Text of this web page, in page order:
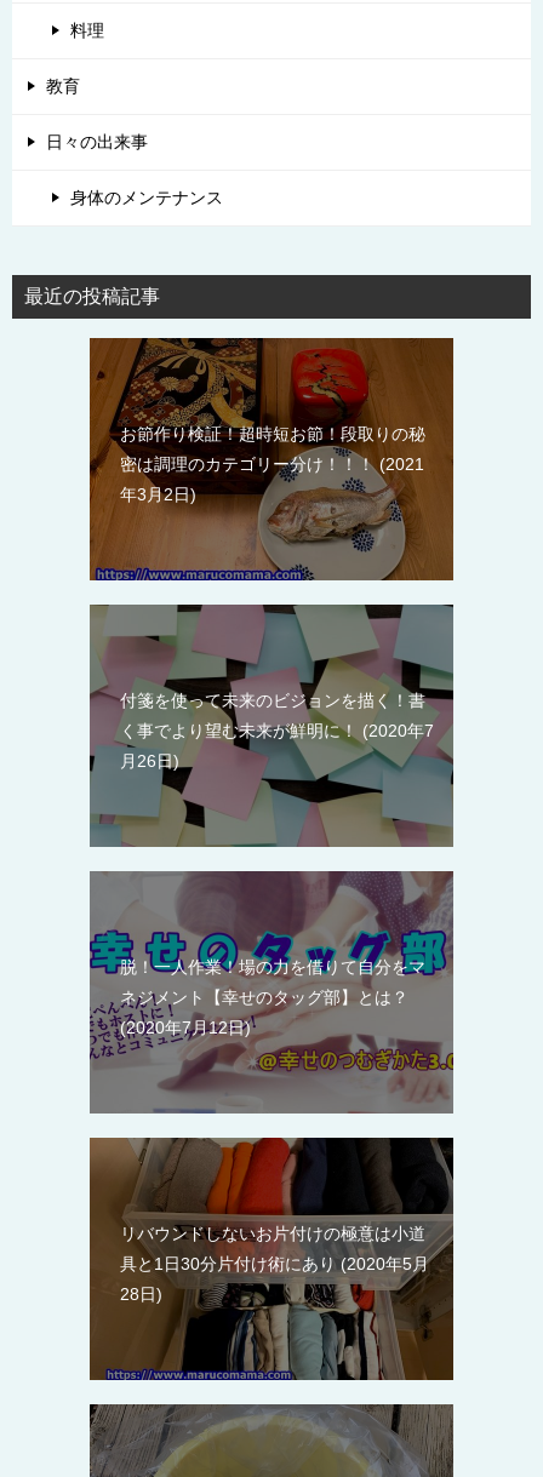
料理
教育
日々の出来事
身体のメンテナンス
最近の投稿記事
お節作り検証！超時短お節！段取りの秘
密は調理のカテゴリー分け！！！ 2021
年3月2日
付箋を使って未来のビジョンを描く！書
く事でより望む未来が鮮明に！
2020年7
月26日
脱！一人作業！場の力を借りて自分をマ
ネジメント【幸せのタッグ部】とは？
2020年7月12日
リバウンドしないお片付けの極意は小道
具と1日30分片付け術にあり 2020年5月
28日